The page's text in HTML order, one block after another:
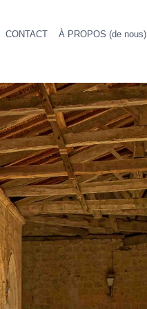
CONTACT À PROPOS (de nous)